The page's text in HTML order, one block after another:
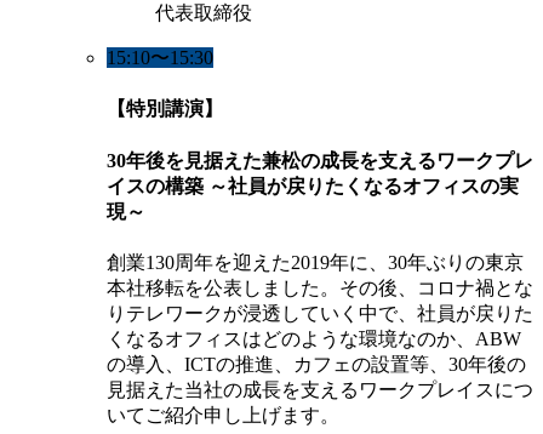
代表取締役
15:10〜15:30
【特別講演】
30年後を見据えた兼松の成長を支えるワークプレ
イスの構築 ～社員が戻りたくなるオフィスの実
現～
創業130周年を迎えた2019年に、30年ぶりの東京
本社移転を公表しました。その後、コロナ禍とな
りテレワークが浸透していく中で、社員が戻りた
くなるオフィスはどのような環境なのか、ABW
の導入、ICTの推進、カフェの設置等、30年後の
見据えた当社の成長を支えるワークプレイスにつ
いてご紹介申し上げます。